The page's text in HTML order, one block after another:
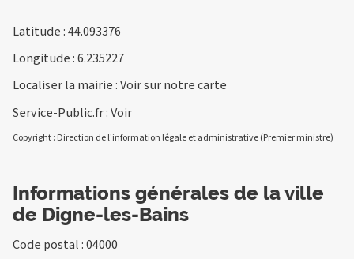
Latitude : 44.093376
Longitude : 6.235227
Localiser la mairie :Voir sur notre carte
Service-Public.fr :Voir
Copyright : Direction de l'information légale et administrative (Premier ministre)
Informations générales de la ville
de Digne-les-Bains
Code postal : 04000